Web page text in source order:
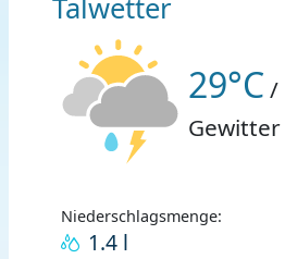
Talwetter
29°C /
Gewitter
Niederschlagsmenge:
1.4 l